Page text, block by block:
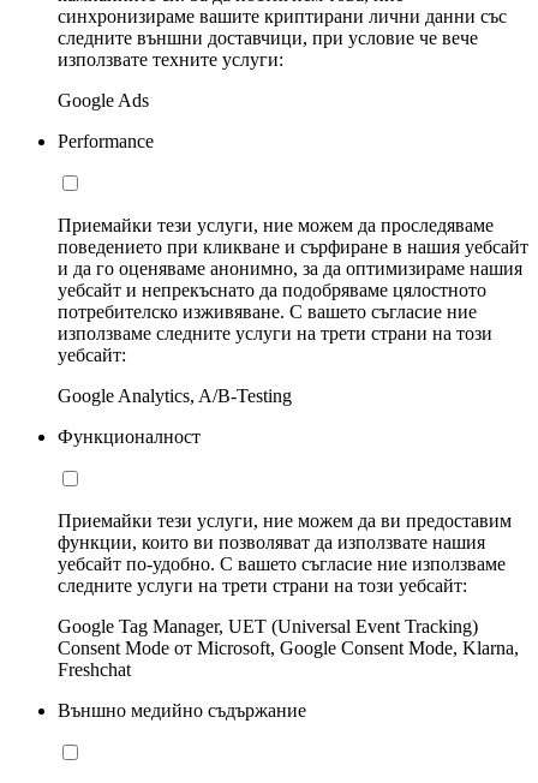
синхронизираме вашите криптирани лични данни със
следните външни доставчици, при условие че вече
използвате техните услуги:
Google Ads
Performance
Приемайки тези услуги, ние можем да проследяваме
поведението при кликване и сърфиране в нашия уебсайт
и да го оценяваме анонимно, за да оптимизираме нашия
уебсайт и непрекъснато да подобряваме цялостното
потребителско изживяване. С вашето съгласие ние
използваме следните услуги на трети страни на този
уебсайт:
Google Analytics, A/B-Testing
Функционалност
Приемайки тези услуги, ние можем да ви предоставим
функции, които ви позволяват да използвате нашия
уебсайт по-удобно. С вашето съгласие ние използваме
следните услуги на трети страни на този уебсайт:
Google Tag Manager, UET (Universal Event Tracking)
Consent Mode от Microsoft, Google Consent Mode, Klarna,
Freshchat
Външно медийно съдържание